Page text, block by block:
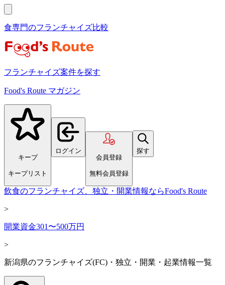
食専門のフランチャイズ比較
フランチャイズ案件を探す
Food's Route マガジン
キープ
キープリスト
ログイン
会員登録
無料会員登録
探す
飲食のフランチャイズ、独立・開業情報ならFood's Route
>
開業資金301〜500万円
>
新潟県のフランチャイズ(FC)・独立・開業・起業情報一覧